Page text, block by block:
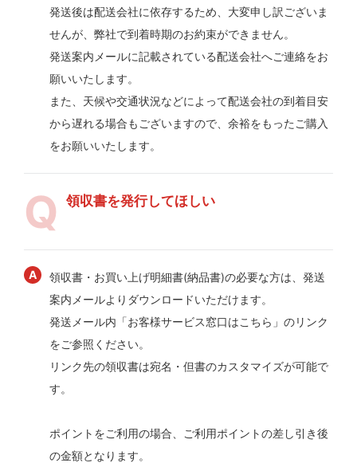
発送後は配送会社に依存するため、大変申し訳ございま
せんが、弊社で到着時期のお約束ができません。
発送案内メールに記載されている配送会社へご連絡をお
願いいたします。
また、天候や交通状況などによって配送会社の到着目安
から遅れる場合もございますので、余裕をもったご購入
をお願いいたします。
領収書を発行してほしい
領収書・お買い上げ明細書(納品書)の必要な方は、発送
案内メールよりダウンロードいただけます。
発送メール内「お客様サービス窓口はこちら」のリンク
をご参照ください。
リンク先の領収書は宛名・但書のカスタマイズが可能で
す。
ポイントをご利用の場合、ご利用ポイントの差し引き後
の金額となります。